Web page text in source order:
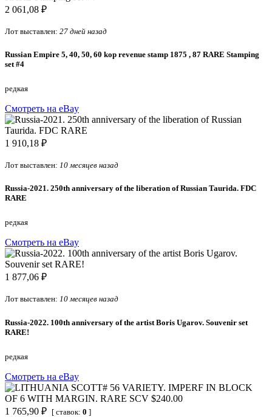
2 061,08 ₽
Лот выставлен: 27 дней назад
Russian Empire 5, 40, 50, 60 kop revenue stamp 1875 , 87 RARE Stamping
set #4
редкая
Смотреть на eBay
1 910,18 ₽
Лот выставлен: 10 месяцев назад
Russia-2021. 250th anniversary of the liberation of Russian Taurida. FDC
RARE
редкая
Смотреть на eBay
1 877,06 ₽
Лот выставлен: 10 месяцев назад
Russia-2022. 100th anniversary of the artist Boris Ugarov. Souvenir set
RARE!
редкая
Смотреть на eBay
1 765,90 ₽ [ ставок: 0 ]